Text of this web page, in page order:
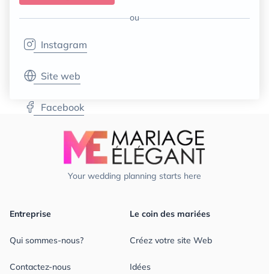
ou
Instagram
Site web
Facebook
Your wedding planning starts here
Entreprise
Qui sommes-nous?
Contactez-nous
Le coin des mariées
Créez votre site Web
Idées